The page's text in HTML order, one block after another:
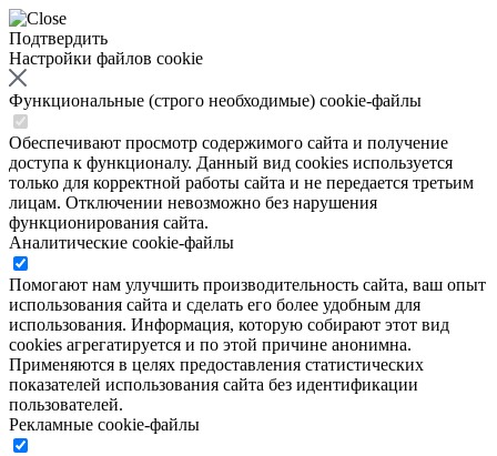
Подтвердить
Настройки файлов cookie
Функциональные (строго необходимые) cookie-файлы
Обеспечивают просмотр содержимого сайта и получение
доступа к функционалу. Данный вид cookies используется
только для корректной работы сайта и не передается третьим
лицам. Отключении невозможно без нарушения
функционирования сайта.
Аналитические cookie-файлы
Помогают нам улучшить производительность сайта, ваш опыт
использования сайта и сделать его более удобным для
использования. Информация, которую собирают этот вид
cookies агрегатируется и по этой причине анонимна.
Применяются в целях предоставления статистических
показателей использования сайта без идентификации
пользователей.
Рекламные cookie-файлы